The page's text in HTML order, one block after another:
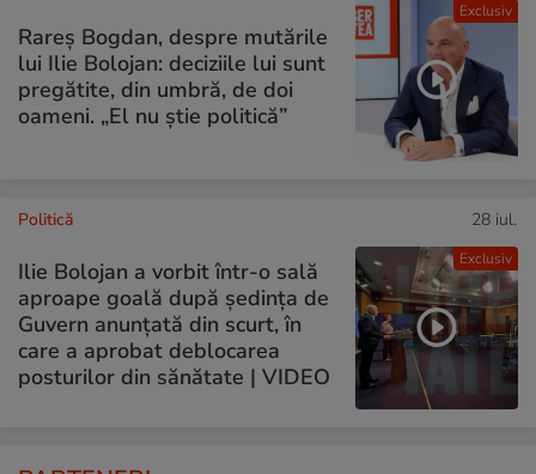
Exclusiv
Rareș Bogdan, despre mutările
lui Ilie Bolojan: deciziile lui sunt
pregătite, din umbră, de doi
oameni. „El nu știe politică”
Exclusiv
Politică 28 iul.
Ilie Bolojan a vorbit într-o sală
aproape goală după ședința de
Guvern anunțată din scurt, în
care a aprobat deblocarea
posturilor din sănătate | VIDEO